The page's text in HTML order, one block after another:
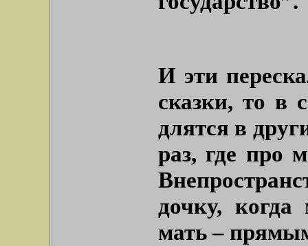
И эти
сказки, то в
длятся в
раз, где про
дочку,
мать –